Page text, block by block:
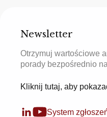
Newsletter
Otrzymuj wartościowe
porady bezpośrednio
Kliknij tutaj, aby
System